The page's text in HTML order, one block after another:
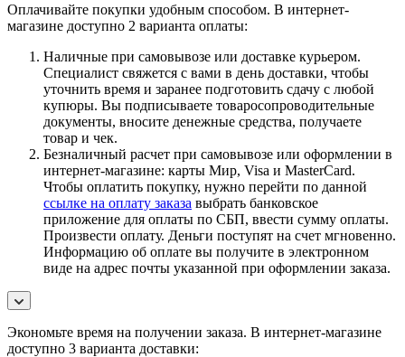
Оплачивайте покупки удобным способом. В интернет-
магазине доступно 2 варианта оплаты:
Наличные при самовывозе или доставке курьером.
Специалист свяжется с вами в день доставки, чтобы
уточнить время и заранее подготовить сдачу с любой
купюры. Вы подписываете товаросопроводительные
документы, вносите денежные средства, получаете
товар и чек.
Безналичный расчет при самовывозе или оформлении в
интернет-магазине: карты Мир, Visa и MasterCard.
Чтобы оплатить покупку, нужно перейти по данной
ссылке на оплату заказа выбрать банковское
приложение для оплаты по СБП, ввести сумму оплаты.
Произвести оплату. Деньги поступят на счет мгновенно.
Информацию об оплате вы получите в электронном
виде на адрес почты указанной при оформлении заказа.
Экономьте время на получении заказа. В интернет-магазине
доступно 3 варианта доставки: